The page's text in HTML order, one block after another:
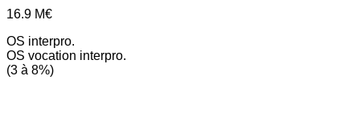
16.9 M€
OS interpro.
OS vocation interpro.
(3 à 8%)